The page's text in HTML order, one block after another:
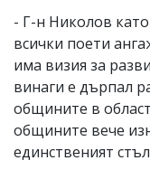
- Г-н Николов
всички поети
има визия за
винаги е дърпал
общините в
общините вече
единственият